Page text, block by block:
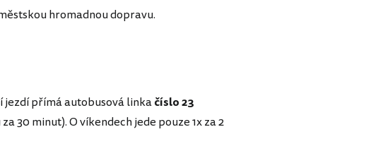
hromadnou dopravu.
jezdí přímá autobusová linkačíslo23
30 minut). O víkendech jede pouze 1x za 2